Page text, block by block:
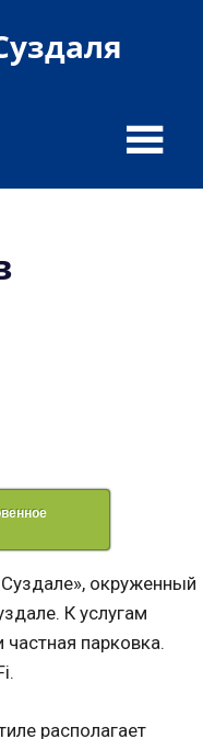
окруженный
К услугам
частная парковка.
располагает